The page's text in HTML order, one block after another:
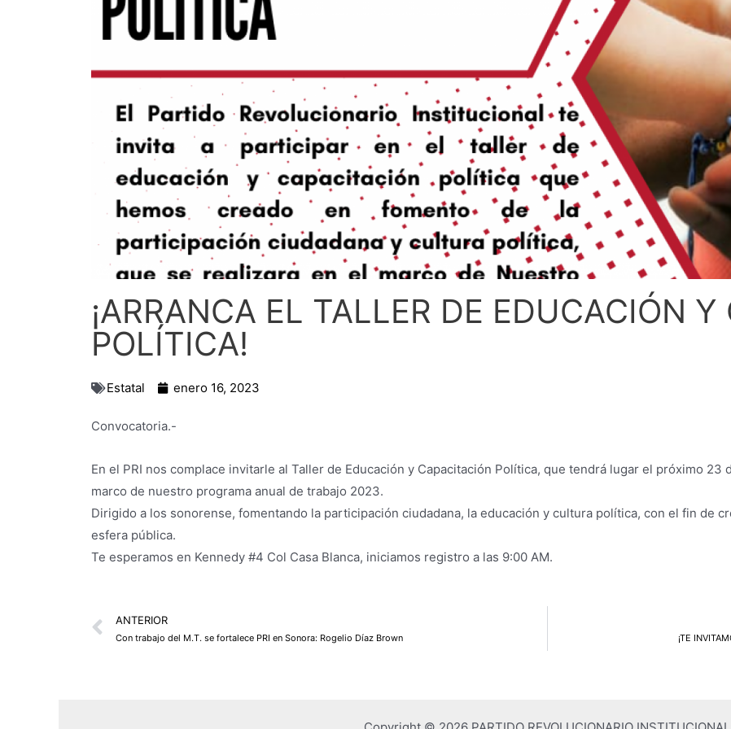
¡ARRANCA EL TALLER DE EDUCACIÓN
POLÍTICA!
Estatal enero 16, 2023
Convocatoria.-
En el PRI nos complace invitarle al Taller de Educación y Capacitación Política, que tendrá lugar el próximo
marco de nuestro programa anual de trabajo 2023.
Dirigido a los sonorense, fomentando la participación ciudadana, la educación y cultura política, con el fin de
esfera pública.
Te esperamos en Kennedy #4 Col Casa Blanca, iniciamos registro a las 9:00 AM.
Prev
ANTERIOR
Con trabajo del M.T. se fortalece PRI en Sonora: Rogelio Díaz Brown ¡TE